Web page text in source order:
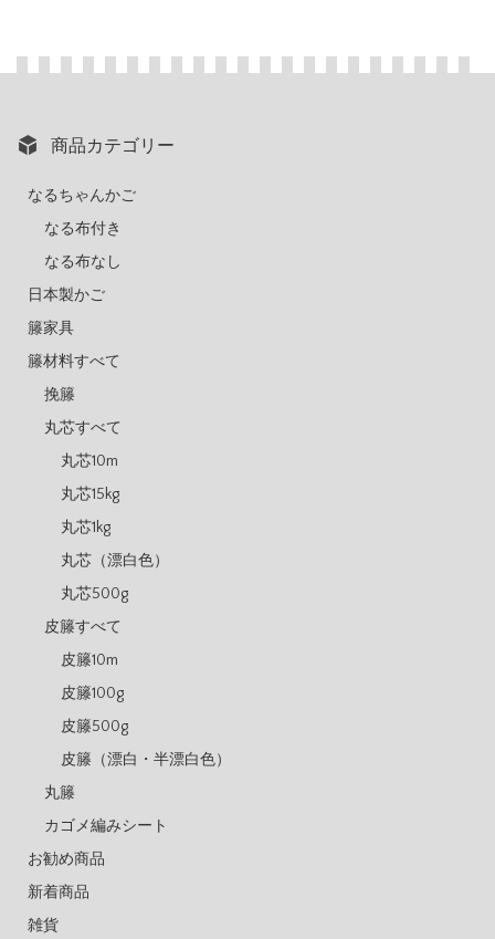
商品カテゴリー
なるちゃんかご
なる布付き
なる布なし
日本製かご
籐家具
籐材料すべて
挽籐
丸芯すべて
丸芯10m
丸芯15kg
丸芯1kg
丸芯（漂白色）
丸芯500g
皮籐すべて
皮籐10m
皮籐100g
皮籐500g
皮籐（漂白・半漂白色）
丸籐
カゴメ編みシート
お勧め商品
新着商品
雑貨